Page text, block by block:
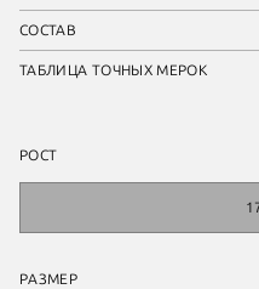
СОСТАВ
ТАБЛИЦА ТОЧНЫХ МЕРОК
РОСТ
РАЗМЕР